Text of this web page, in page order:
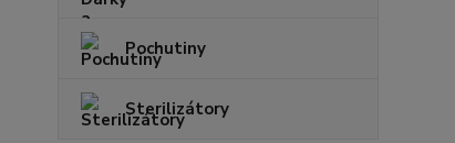
Pochutiny
Sterilizátory